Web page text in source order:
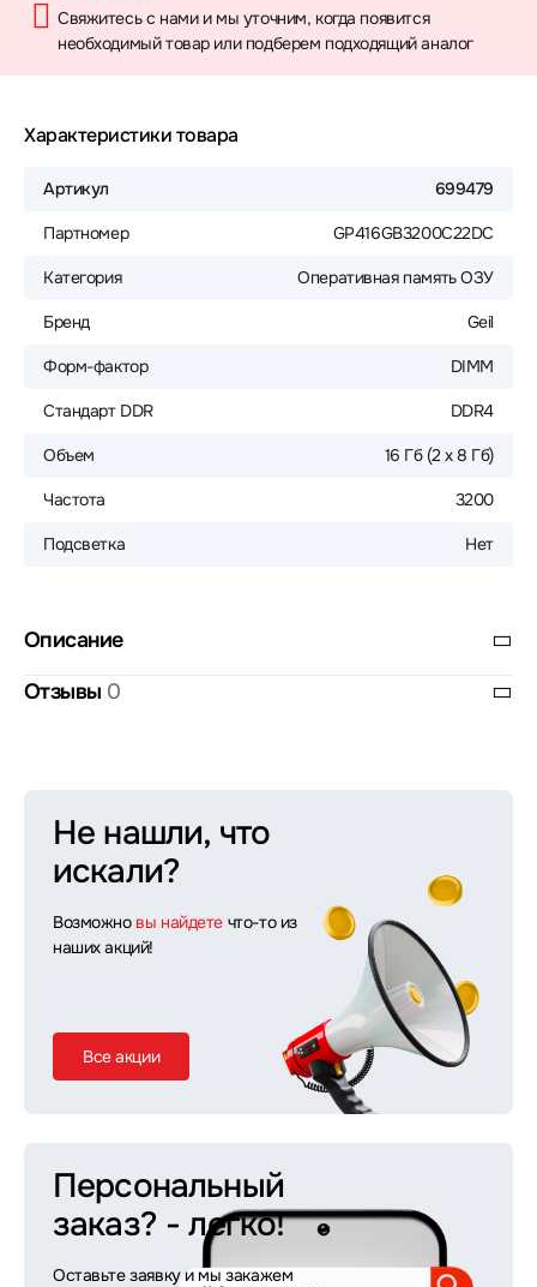
Свяжитесь с нами и мы уточним, когда появится
необходимый товар или подберем подходящий аналог
Характеристики товара
Артикул 699479
Партномер GP416GB3200C22DC
Категория Оперативная память ОЗУ
Бренд Geil
Форм-фактор DIMM
Стандарт DDR DDR4
Объем 16 Гб (2 х 8 Гб)
Частота 3200
Подсветка Нет
Описание
Отзывы 0
Не нашли, что
искали?
Возможно вы найдете что-то из
наших акций!
Все акции
Персональный
заказ? - легко!
Оставьте заявку и мы закажем